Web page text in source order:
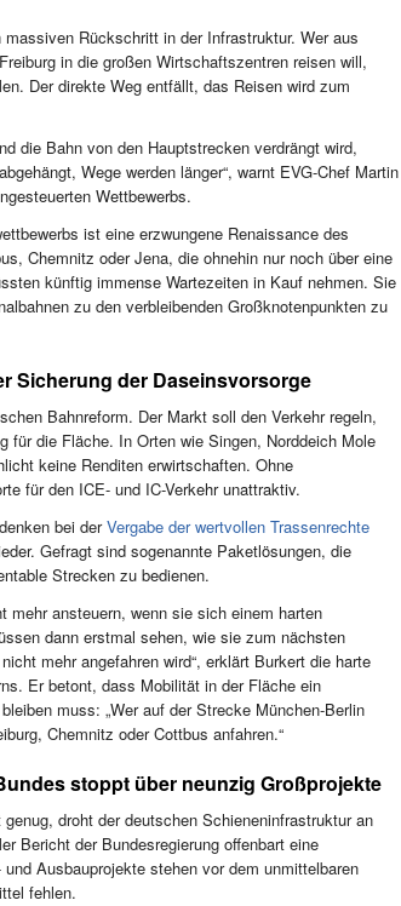
Rückschritt in der Infrastruktur. Wer aus
in die großen Wirtschaftszentren reisen will,
Der direkte Weg entfällt, das Reisen wird zum
die Bahn von den Hauptstrecken verdrängt wird,
Wege werden länger“, warnt EVG-Chef Martin
Wettbewerbs.
ist eine erzwungene Renaissance des
Chemnitz oder Jena, die ohnehin nur noch über eine
künftig immense Wartezeiten in Kauf nehmen. Sie
zu den verbleibenden Großknotenpunkten zu
Sicherung der Daseinsvorsorge
Bahnreform. Der Markt soll den Verkehr regeln,
für die Fläche. In Orten wie Singen, Norddeich Mole
keine Renditen erwirtschaften. Ohne
für den ICE- und IC-Verkehr unattraktiv.
bei derVergabe der wertvollen Trassenrechte
Gefragt sind sogenannte Paketlösungen, die
Strecken zu bedienen.
mehr ansteuern, wenn sie sich einem harten
dann erstmal sehen, wie sie zum nächsten
mehr angefahren wird“, erklärt Burkert die harte
Er betont, dass Mobilität in der Fläche ein
muss: „Wer auf der Strecke München-Berlin
Chemnitz oder Cottbus anfahren.“
stoppt über neunzig Großprojekte
droht der deutschen Schieneninfrastruktur an
Bericht der Bundesregierung offenbart eine
Ausbauprojekte stehen vor dem unmittelbaren
fehlen.